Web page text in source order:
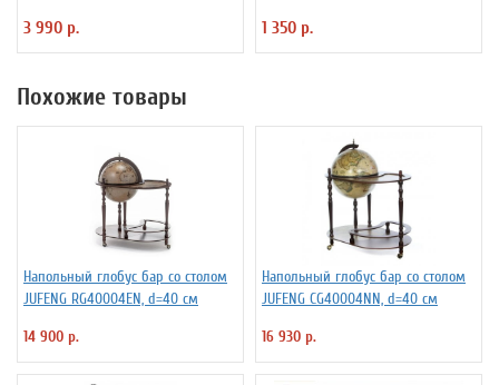
3 990 р. 1 350 р.
Похожие товары
Напольный глобус бар со столом
JUFENG RG40004EN, d=40 см
14 900 р.
Напольный глобус бар со столом
JUFENG CG40004NN, d=40 см
16 930 р.